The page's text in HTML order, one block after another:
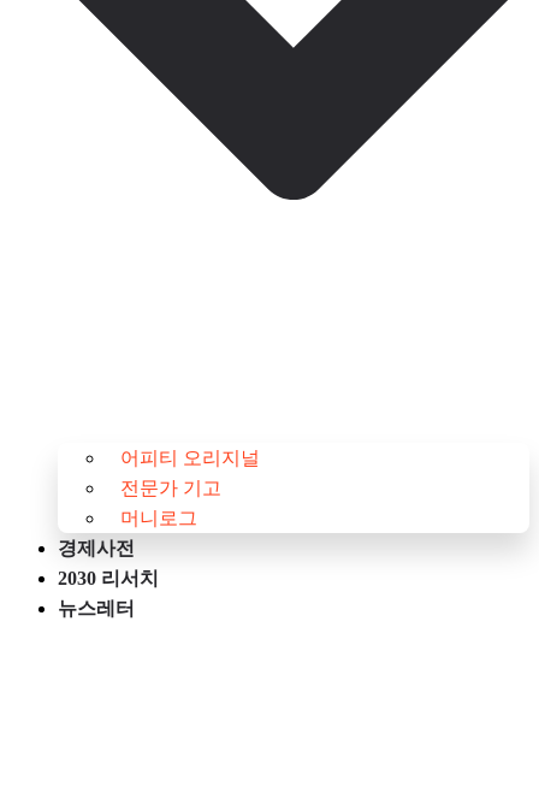
어피티 오리지널
전문가 기고
머니로그
경제사전
2030 리서치
뉴스레터